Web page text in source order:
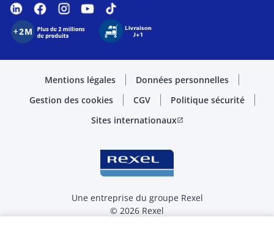
Mentions légales
Données personnelles
Gestion des cookies
CGV
Politique sécurité
Sites internationauxopen_in_new
Une entreprise du groupe Rexel
© 2026 Rexel